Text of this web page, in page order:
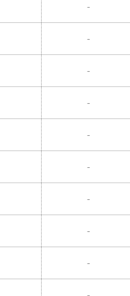
-
-
-
-
-
-
-
-
-